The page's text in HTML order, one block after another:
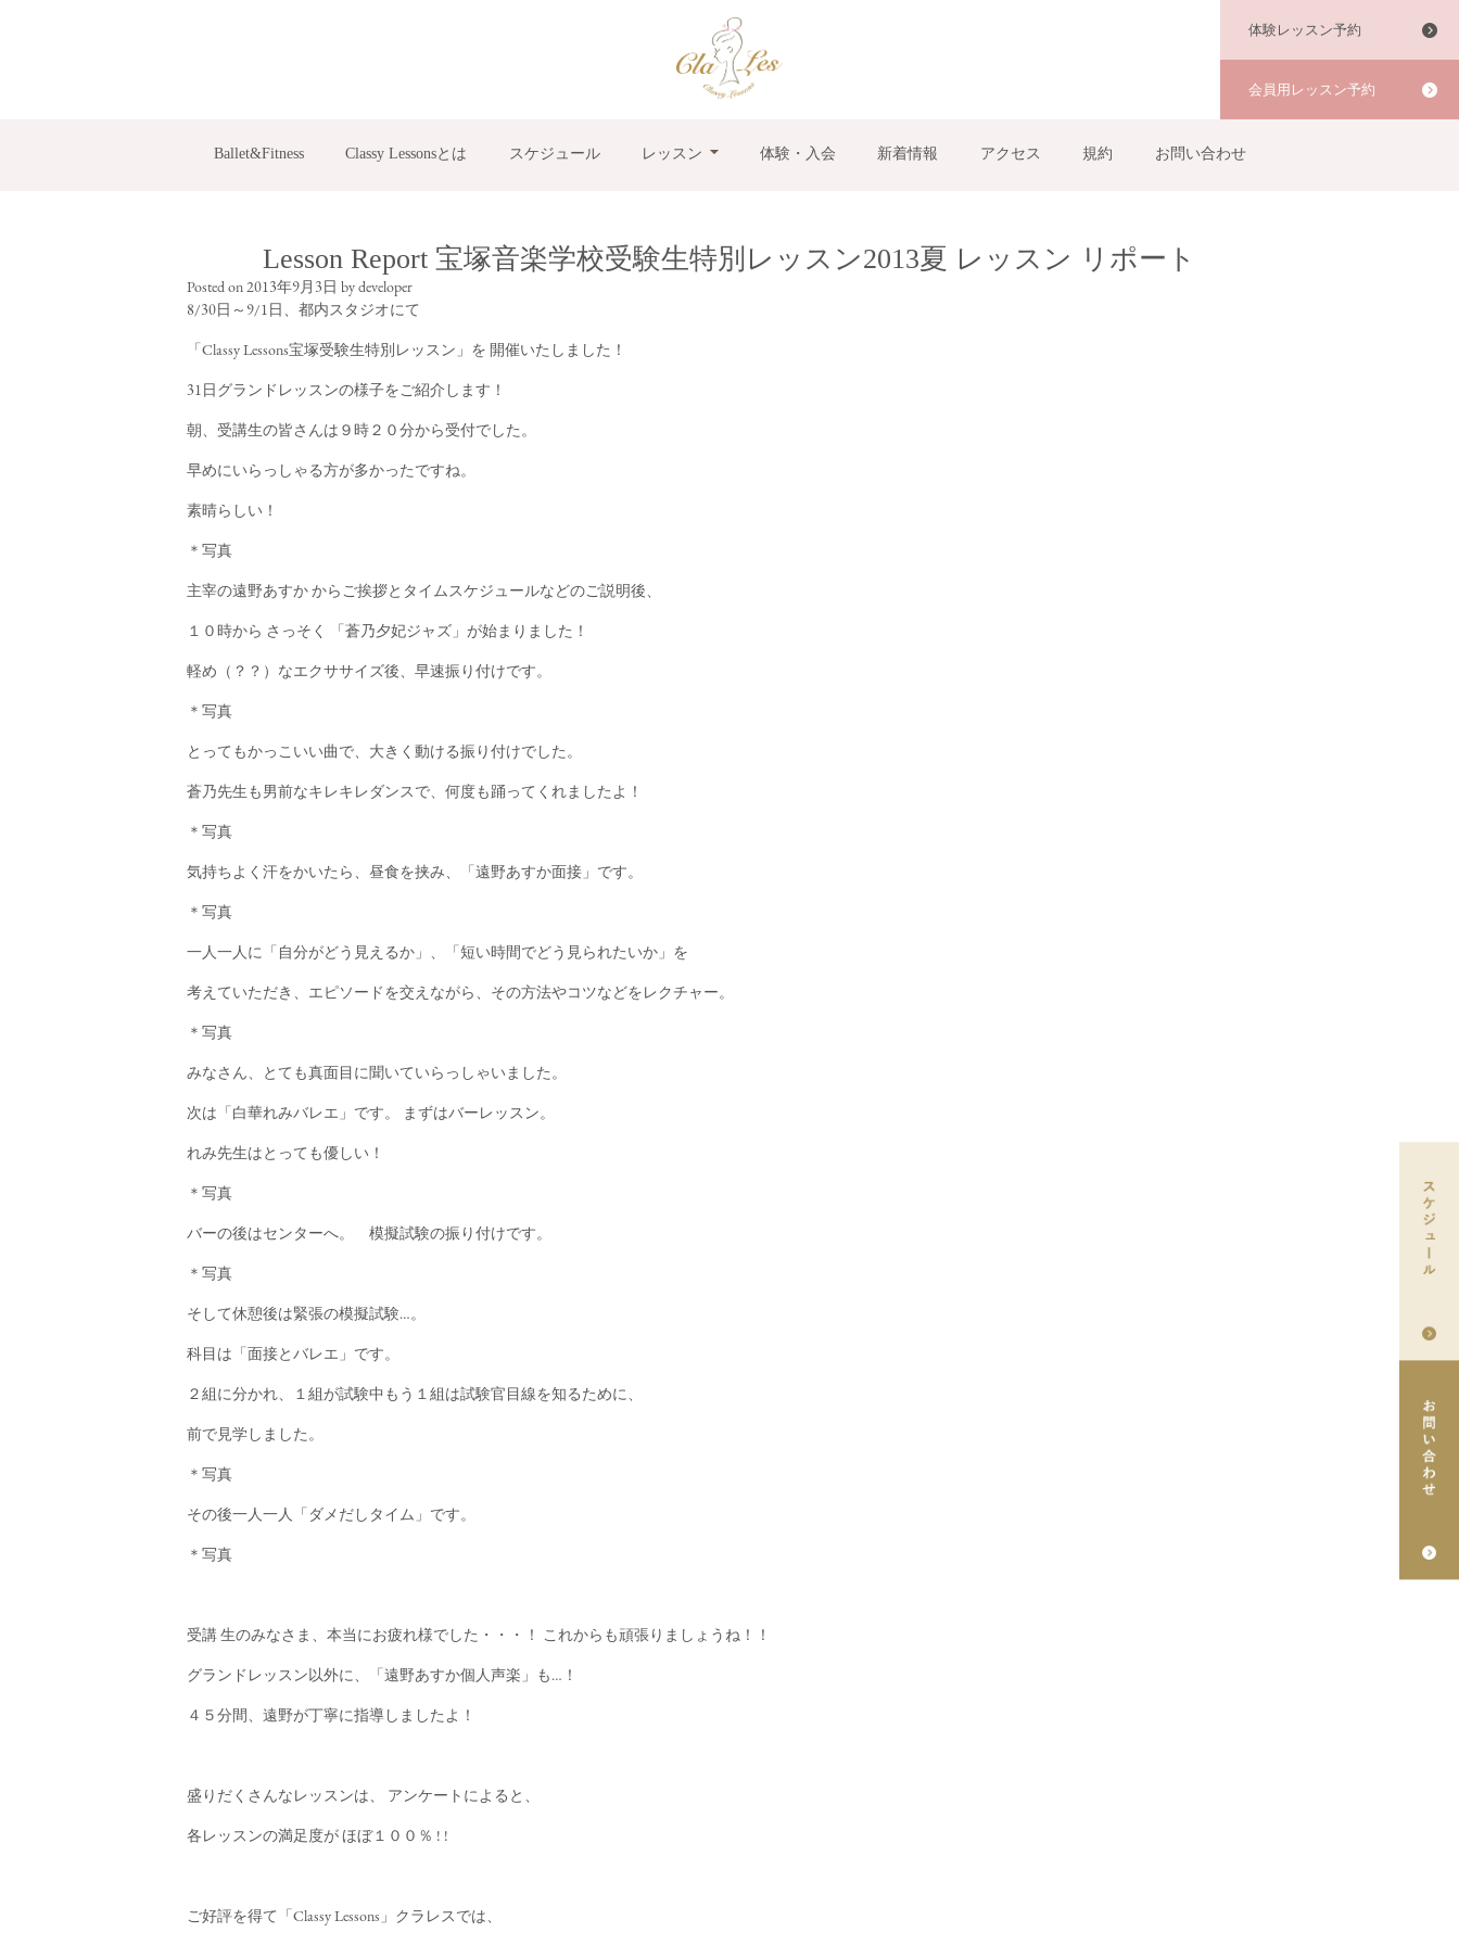
体験レッスン予約
会員用レッスン予約
Ballet&Fitness Classy Lessonsとは スケジュール レッスン 体験・入会 新着情報 アクセス 規約 お問い合わせ
Lesson Report 宝塚音楽学校受験生特別レッスン2013夏 レッスン リポート
Posted on2013年9月3日 bydeveloper
8/30日～9/1日、都内スタジオにて
「Classy Lessons宝塚受験生特別レッスン」を 開催いたしました！
31日グランドレッスンの様子をご紹介します！
朝、受講生の皆さんは９時２０分から受付でした。
早めにいらっしゃる方が多かったですね。
素晴らしい！
＊写真
主宰の遠野あすか からご挨拶とタイムスケジュールなどのご説明後、
１０時から さっそく 「蒼乃夕妃ジャズ」が始まりました！
軽め（？？）なエクササイズ後、早速振り付けです。
＊写真
とってもかっこいい曲で、大きく動ける振り付けでした。
蒼乃先生も男前なキレキレダンスで、何度も踊ってくれましたよ！
＊写真
気持ちよく汗をかいたら、昼食を挟み、「遠野あすか面接」です。
＊写真
一人一人に「自分がどう見えるか」、「短い時間でどう見られたいか」を
考えていただき、エピソードを交えながら、その方法やコツなどをレクチャー。
＊写真
みなさん、とても真面目に聞いていらっしゃいました。
次は「白華れみバレエ」です。 まずはバーレッスン。
れみ先生はとっても優しい！
＊写真
バーの後はセンターへ。 模擬試験の振り付けです。
＊写真
そして休憩後は緊張の模擬試験…。
科目は「面接とバレエ」です。
２組に分かれ、１組が試験中もう１組は試験官目線を知るために、
前で見学しました。
＊写真
その後一人一人「ダメだしタイム」です。
＊写真
受講 生のみなさま、本当にお疲れ様でした・・・！ これからも頑張りましょうね！！
グランドレッスン以外に、「遠野あすか個人声楽」も…！
４５分間、遠野が丁寧に指導しましたよ！
盛りだくさんなレッスンは、 アンケートによると、
各レッスンの満足度が ほぼ１００％ ! !
ご好評を得て「Classy Lessons」クラレスでは、